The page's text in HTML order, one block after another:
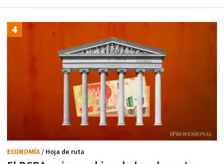
ECONOMÍA/ Hoja de ruta